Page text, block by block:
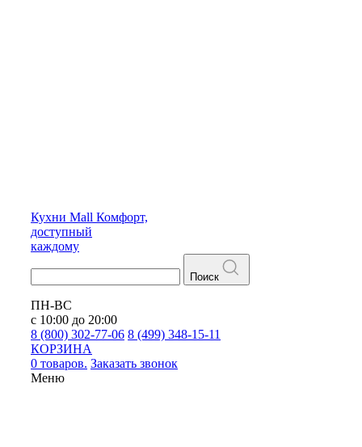
Кухни Mall Комфорт,
доступный
каждому
Поиск
ПН-ВС
с 10:00 до 20:00
8 (800) 302-77-06 8 (499) 348-15-11
КОРЗИНА
0 товаров. Заказать звонок
Меню